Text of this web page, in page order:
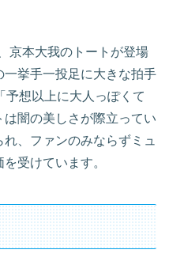
京本大我のトートが登場
挙手一投足に大きな拍手
予想以上に大人っぽくて
闇の美しさが際立ってい
、ファンのみならずミュ
受けています。